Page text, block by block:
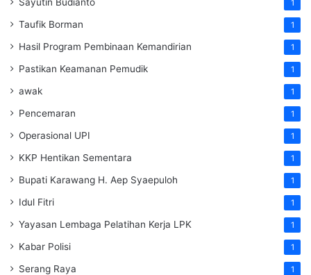
1
Taufik Borman 1
Hasil Program Pembinaan Kemandirian 1
Pastikan Keamanan Pemudik 1
awak 1
Pencemaran 1
Operasional UPI 1
KKP Hentikan Sementara 1
Bupati Karawang H. Aep Syaepuloh 1
Idul Fitri 1
Yayasan Lembaga Pelatihan Kerja LPK 1
Kabar Polisi 1
Serang Raya 1